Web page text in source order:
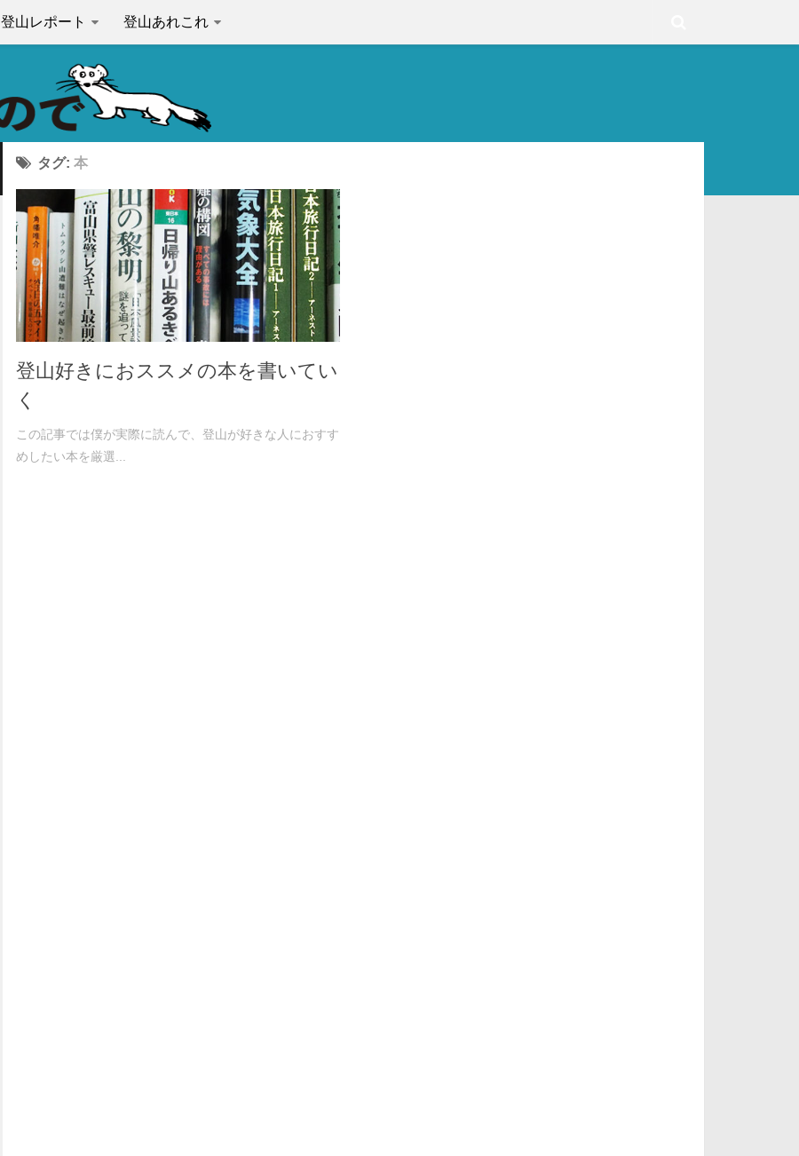
登山レポート 登山あれこれ
タグ: 本
登山好きにおススメの本を書いてい
く
この記事では僕が実際に読んで、登山が好きな人におすす
めしたい本を厳選...